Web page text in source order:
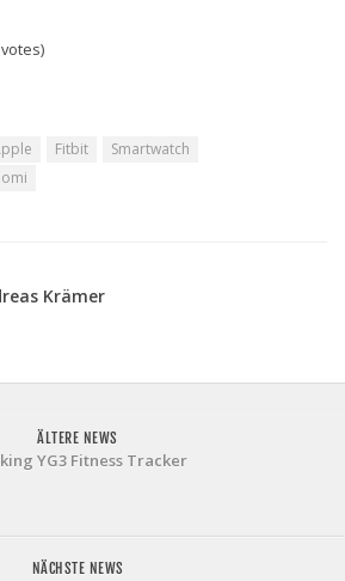
Fitbit
Smartwatch
Krämer
ÄLTERE NEWS
YG3 Fitness Tracker
NÄCHSTE NEWS